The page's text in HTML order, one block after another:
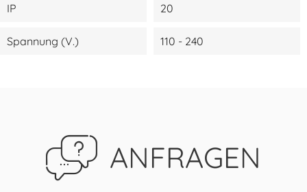
IP 20
Spannung (V.) 110 - 240
ANFRAGEN